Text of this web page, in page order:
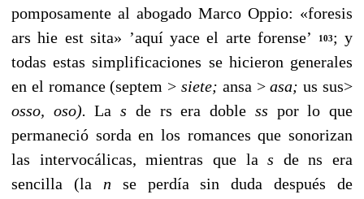
pomposamente al abogado Marco Oppio: «foresis
ars hie est sita» ’aquí yace el arte forense’
103; y
todas estas simplificaciones se hicieron ge­nerales
en el romance (septem > siete; ansa >asa;us sus>
osso, oso).Las de rs era doble ss por lo que
permaneció sorda en los romances que sonorizan
las intervocálicas, mien­tras que las de ns era
sencilla (la n se perdía sin duda des­pués de